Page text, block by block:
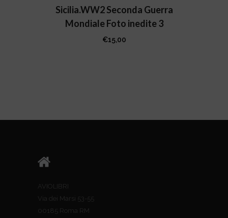
Sicilia.WW2 Seconda Guerra
Mondiale Foto inedite 3
€15,00
AVIOLIBRI
Via dei Marsi 53-55
00185 Roma RM